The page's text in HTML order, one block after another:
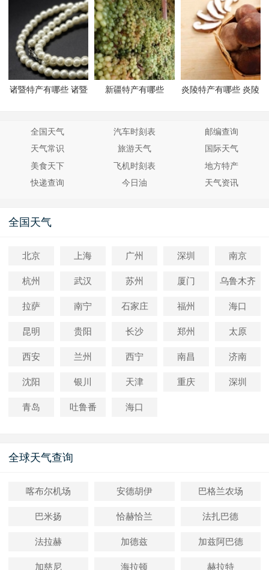
诸暨特产有哪些 诸暨
新疆特产有哪些
炎陵特产有哪些 炎陵
全国天气 汽车时刻表
邮编查询
天气常识
旅游天气
国际天气
美食天下
飞机时刻表
地方特产
快递查询
今日油 天气资讯
全国天气
北京 上海 广州 深圳 南京
杭州 武汉 苏州 厦门 乌鲁木齐
拉萨 南宁 石家庄 福州 海口
昆明 贵阳 长沙 郑州 太原
西安 兰州 西宁 南昌 济南
沈阳 银川 天津 重庆 深圳
青岛 吐鲁番 海口
全球天气查询
喀布尔机场 安德胡伊 巴格兰农场
巴米扬 恰赫恰兰 法扎巴德
法拉赫 加德兹 加兹阿巴德
加慈尼 海拉顿 赫拉特